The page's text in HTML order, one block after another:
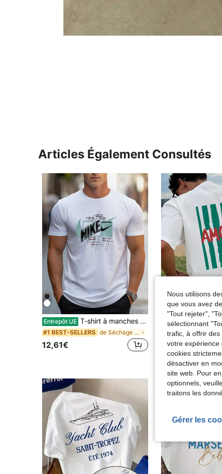
Articles Également Consultés
Entrepôt UE T-shirt à manches courtes en pur coton pour hommes avec imprimé graphique logo A.C. Renate 1947, décontracté, oversize, confortable pour un port quotidien
#1 BEST-SELLERS de Séchage rapide T-shirts pour hommes
12,61€
Dès9,41€
Nous utilisons
que vous avez
"Tout rejeter",
sélectionnant
trafic, à offrir
votre expérience
cookies
désactiver en
site web. Pour
optionnels,
traitons les
Gérer les